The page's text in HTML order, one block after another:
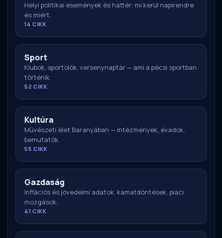
Helyi politikai események és háttér: mi kerül napirendre
és miért.
14 CIKK
Sport
Klubok, sportolók, versenynaptár — ami a pécsi sportban
történik.
52 CIKK
Kultúra
Művészeti élet Baranyában — intézmények, évadok,
bemutatók.
55 CIKK
Gazdaság
Inflációs és jövedelmi adatok, kamatdöntések, piaci
mozgások.
41 CIKK